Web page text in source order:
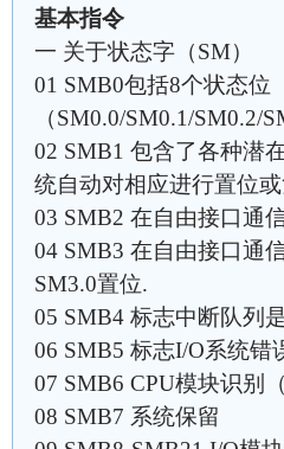
基本指令
一 关于状态字（SM）
01 SMB0包括8个状态位
（SM0.0/SM0.1/SM0.2/
02 SMB1 包含了各种潜
统自动对相应进行置位
03 SMB2 在自由接口通
04 SMB3 在自由接口通
SM3.0置位.
05 SMB4 标志中断队列
06 SMB5 标志I/O系统错
07 SMB6 CPU模块识别
08 SMB7 系统保留